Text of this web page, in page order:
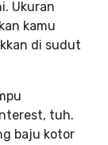
Ukuran
kamu
di sudut
tuh.
baju kotor